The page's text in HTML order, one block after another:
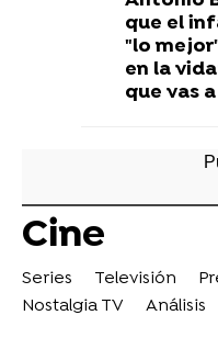
que el
"lo
en la
que vas
Cine
Series Televisión
Nostalgia TV
Análisis